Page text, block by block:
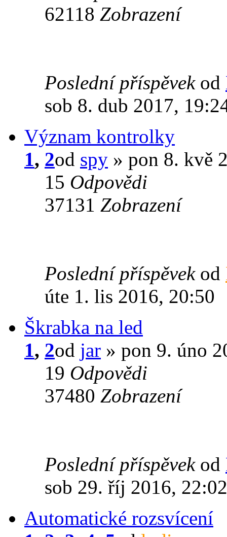
62118 Zobrazení
Poslední příspěvek od
sob 8. dub 2017,
Význam kontrolky
1, 2od spy » pon 8. kvě
15 Odpovědi
37131 Zobrazení
Poslední příspěvek od
úte 1. lis 2016, 20:50
Škrabka na led
1, 2od jar » pon 9. úno
19 Odpovědi
37480 Zobrazení
Poslední příspěvek od
sob 29. říj 2016, 22:02
Automatické rozsvícení